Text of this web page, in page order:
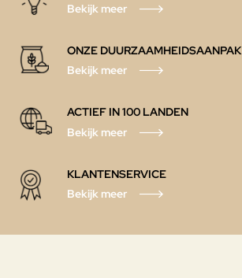
Bekijk meer
ONZE DUURZAAMHEIDSAANPAK
Bekijk meer
ACTIEF IN 100 LANDEN
Bekijk meer
KLANTENSERVICE
Bekijk meer